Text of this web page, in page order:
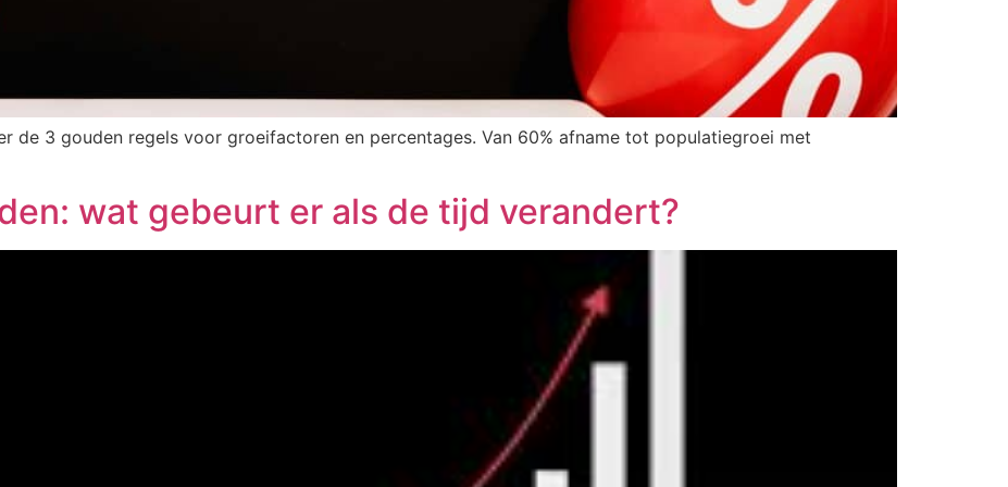
de 3 gouden regels voor groeifactoren en percentages. Van 60% afname tot populatiegroei met
wat gebeurt er als de tijd verandert?